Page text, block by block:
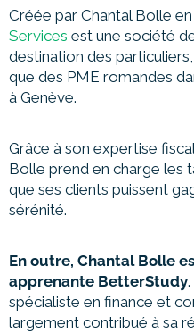
Créée par Chantal Bolle en
Services est une société
destination des
que des PME romandes
à Genève.
Grâce à son expertise
Bolle prend en charge les
que ses clients puissent
sérénité.
En outre, Chantal Bolle
apprenante BetterStudy
spécialiste en finance et
largement contribué à sa